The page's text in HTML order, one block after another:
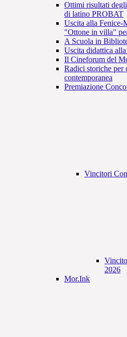
Ottimi risultati
di latino PROBAT
Uscita alla Fenice-
"Ottone in villa"
A Scuola in
Uscita didattica
Il Cineforum del
Radici storiche per
contemporanea
Premiazione
Vincitori
2026
Mor.Ink